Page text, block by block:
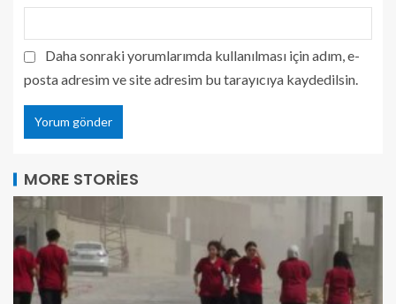
Daha sonraki yorumlarımda kullanılması için adım, e-
posta adresim ve site adresim bu tarayıcıya kaydedilsin.
MORE STORIES